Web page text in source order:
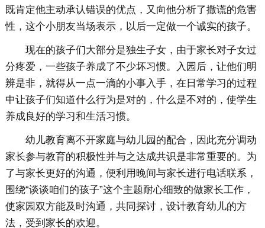
既肯定他主动承认错误的优点，又向他分析了撒谎的危害
性，这个小朋友当场表示，以后一定做一个诚实的孩子。
现在的孩子们大部分是独生子女，由于家长对子女过
分疼爱，一些孩子养成了不少坏习惯。入园后，让他们明
辨是非，就得从一点一滴的小事入手，在日常学习的过程
中让孩子们知道什么行为是对的，什么是不对的，使学生
养成良好的学习和生活习惯。
幼儿教育离不开家庭与幼儿园的配合，因此充分调动
家长参与教育的积极性并与之达成共识是非常重要的。为
了与家长更好的沟通，便利用晚间与家长进行电话联系，
围绕“谈谈咱们的孩子”这个主题耐心细致的做家长工作，
使家园双方能及时沟通，共同探讨，设计教育幼儿的方
法，受到家长的欢迎。